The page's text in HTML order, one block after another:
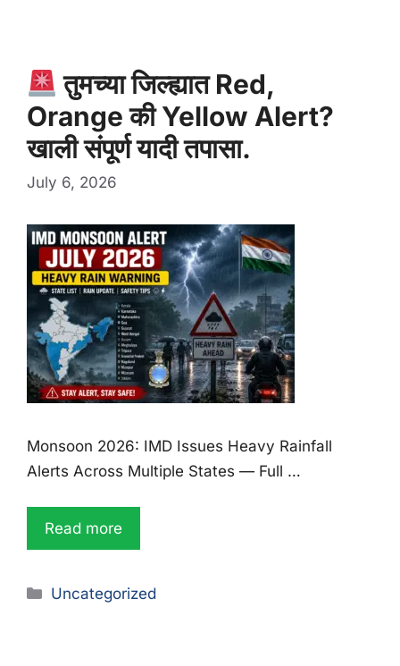
तुमच्या जिल्ह्यात Red,
Orange की Yellow Alert?
खाली संपूर्ण यादी तपासा.
July 6, 2026
Monsoon 2026: IMD Issues Heavy Rainfall
Alerts Across Multiple States — Full …
Read more
Uncategorized